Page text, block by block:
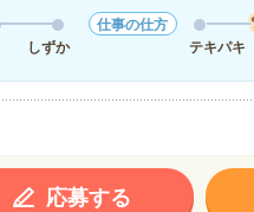
しずか
仕事の仕方
テキパキ
応募する